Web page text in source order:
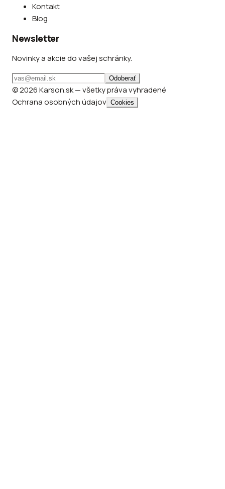
Kontakt
Blog
Newsletter
Novinky a akcie do vašej schránky.
Odoberať
© 2026 Karson.sk — všetky práva vyhradené
Ochrana osobných údajov Cookies